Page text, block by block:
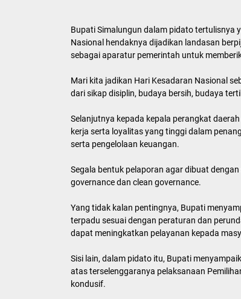
Bupati Simalungun dalam pidato tertulisnya
Nasional hendaknya dijadikan landasan
sebagai aparatur pemerintah untuk
Mari kita jadikan Hari Kesadaran Nasional
dari sikap disiplin, budaya bersih, budaya
Selanjutnya kepada kepala perangkat
kerja serta loyalitas yang tinggi dalam
serta pengelolaan keuangan.
Segala bentuk pelaporan agar dibuat
governance dan clean governance.
Yang tidak kalan pentingnya, Bupati
terpadu sesuai dengan peraturan dan
dapat meningkatkan pelayanan kepada
Sisi lain, dalam pidato itu, Bupati
atas terselenggaranya pelaksanaan
kondusif.